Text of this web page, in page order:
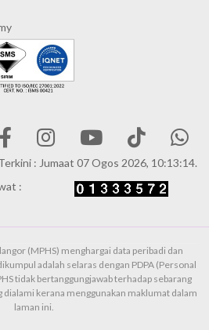
: Jumaat 07 Ogos 2026, 10:13:14.
:
(MPHS) menghargai data peribadi dan
adalah selaras dengan PDPA (Personal
tidak bertanggungjawab terhadap sebarang
dialami kerana menggunakan maklumat dalam
laman ini.